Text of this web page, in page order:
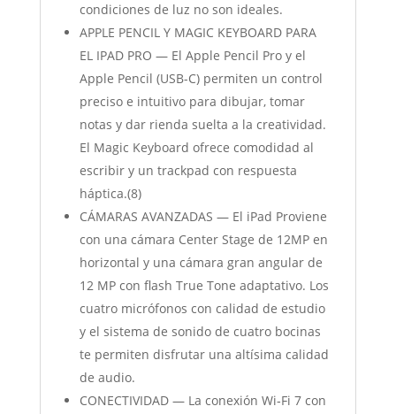
condiciones de luz no son ideales.
APPLE PENCIL Y MAGIC KEYBOARD PARA
EL IPAD PRO — El Apple Pencil Pro y el
Apple Pencil (USB-C) permiten un control
preciso e intuitivo para dibujar, tomar
notas y dar rienda suelta a la creatividad.
El Magic Keyboard ofrece comodidad al
escribir y un trackpad con respuesta
háptica.(8)
CÁMARAS AVANZADAS — El iPad Proviene
con una cámara Center Stage de 12MP en
horizontal y una cámara gran angular de
12 MP con flash True Tone adaptativo. Los
cuatro micrófonos con calidad de estudio
y el sistema de sonido de cuatro bocinas
te permiten disfrutar una altísima calidad
de audio.
CONECTIVIDAD — La conexión Wi‐Fi 7 con